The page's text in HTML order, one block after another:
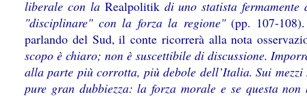
liberale con la Realpolitikdi uno statista fermamente
"disciplinare" con la forza la regione"(pp. 107-108).
parlando del Sud, il conte ricorrerà alla nota
scopo è chiaro; non è suscettibile di discussione.
alla parte più corrotta, più debole dell’Italia. Sui mezzi
pure gran dubbiezza: la forza morale e se questa non